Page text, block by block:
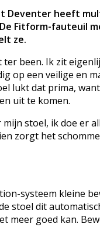
Deventer heeft
Fitform-fauteuil
ze.
ter been. Ik zit
op een veilige en
lukt dat prima,
uit te komen.
stoel, ik doe er
zorgt het
systeem kleine
stoel dit
meer goed kan.